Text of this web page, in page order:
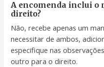
A encomenda inclui o
direito?
Não, recebe apenas um
necessitar de ambos,
especifique nas
outro para o direito.